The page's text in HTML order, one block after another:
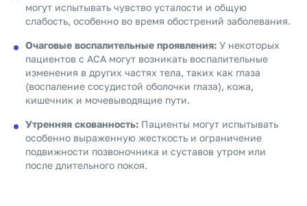
могут испытывать чувство усталости и общую
слабость, особенно во время обострений заболевания.
Очаговые воспалительные проявления: У некоторых
пациентов с АСА могут возникать воспалительные
изменения в других частях тела, таких как глаза
(воспаление сосудистой оболочки глаза), кожа,
кишечник и мочевыводящие пути.
Утренняя скованность: Пациенты могут испытывать
особенно выраженную жесткость и ограничение
подвижности позвоночника и суставов утром или
после длительного покоя.